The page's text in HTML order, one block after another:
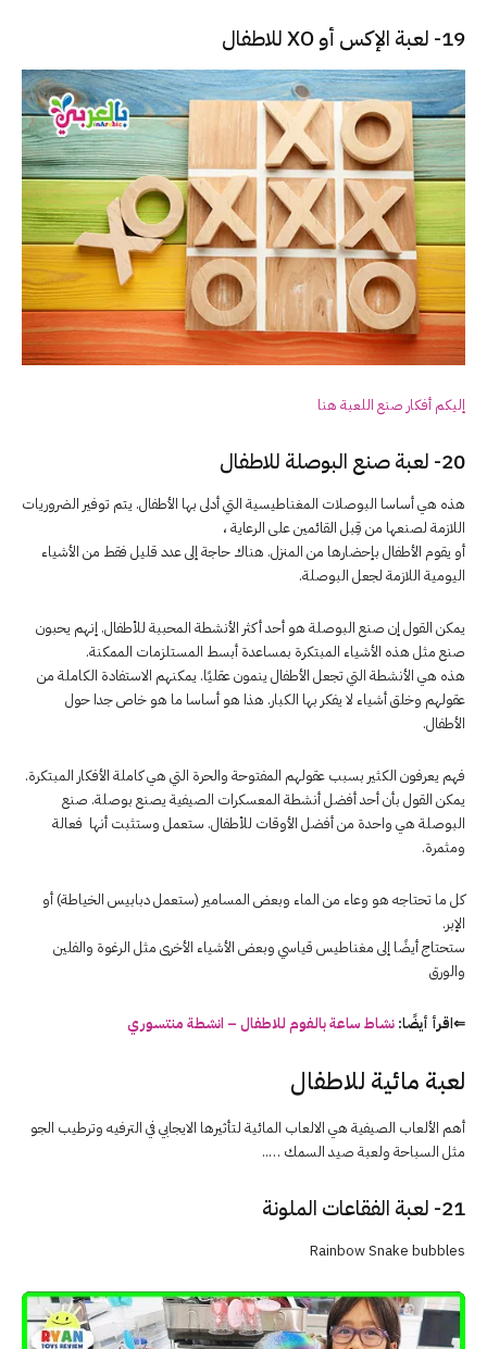
19- لعبة الإكس أو XO للاطفال
إليكم أفكار صنع اللعبة هنا
20- لعبة صنع البوصلة للاطفال
هذه هي أساسا البوصلات المغناطيسية التي أدلى بها الأطفال. يتم توفير الضروريات
اللازمة لصنعها من قِبل القائمين على الرعاية ،
أو يقوم الأطفال بإحضارها من المنزل. هناك حاجة إلى عدد قليل فقط من الأشياء
اليومية اللازمة لجعل البوصلة.
يمكن القول إن صنع البوصلة هو أحد أكثر الأنشطة المحببة للأطفال. إنهم يحبون
صنع مثل هذه الأشياء المبتكرة بمساعدة أبسط المستلزمات الممكنة.
هذه هي الأنشطة التي تجعل الأطفال ينمون عقليًا. يمكنهم الاستفادة الكاملة من
عقولهم وخلق أشياء لا يفكر بها الكبار. هذا هو أساسا ما هو خاص جدا حول
الأطفال.
فهم يعرفون الكثير بسبب عقولهم المفتوحة والحرة التي هي كاملة الأفكار المبتكرة.
يمكن القول بأن أحد أفضل أنشطة المعسكرات الصيفية يصنع بوصلة. صنع
البوصلة هي واحدة من أفضل الأوقات للأطفال. ستعمل وستثبت أنها فعالة
ومثمرة.
كل ما تحتاجه هو وعاء من الماء وبعض المسامير (ستعمل دبابيس الخياطة) أو
الإبر.
ستحتاج أيضًا إلى مغناطيس قياسي وبعض الأشياء الأخرى مثل الرغوة والفلين
والورق
⇐اقرأ أيضًا: نشاط ساعة بالفوم للاطفال – انشطة منتسوري
لعبة مائية للاطفال
أهم الألعاب الصيفية هي الالعاب المائية لتأثيرها الايجابي في الترفيه وترطيب الجو
مثل السباحة ولعبة صيد السمك …..
21- لعبة الفقاعات الملونة
Rainbow Snake bubbles